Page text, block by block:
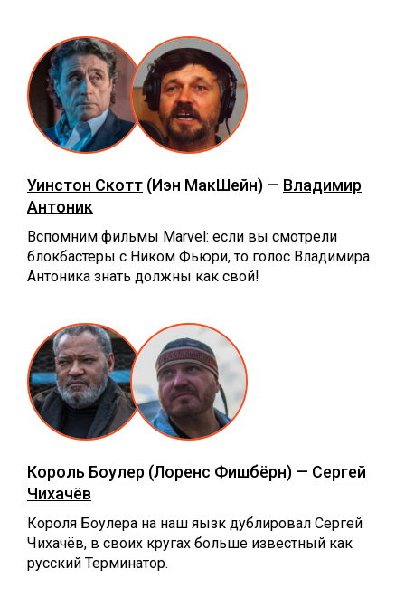
Уинстон Скотт (Иэн МакШейн) — Владимир
Антоник
Вспомним фильмы Marvel: если вы смотрели
блокбастеры с Ником Фьюри, то голос Владимира
Антоника знать должны как свой!
Король Боулер (Лоренс Фишбёрн) — Сергей
Чихачёв
Короля Боулера на наш яызк дублировал Сергей
Чихачёв, в своих кругах больше известный как
русский Терминатор.